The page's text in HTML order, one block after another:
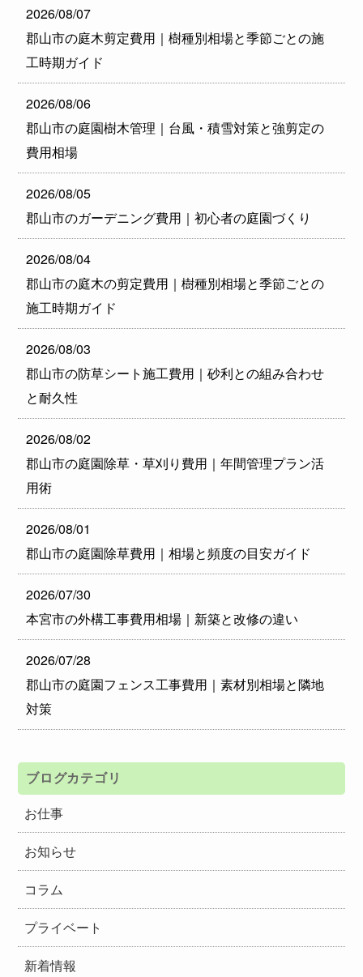
2026/08/07
郡山市の庭木剪定費用｜樹種別相場と季節ごとの施
工時期ガイド
2026/08/06
郡山市の庭園樹木管理｜台風・積雪対策と強剪定の
費用相場
2026/08/05
郡山市のガーデニング費用｜初心者の庭園づくり
2026/08/04
郡山市の庭木の剪定費用｜樹種別相場と季節ごとの
施工時期ガイド
2026/08/03
郡山市の防草シート施工費用｜砂利との組み合わせ
と耐久性
2026/08/02
郡山市の庭園除草・草刈り費用｜年間管理プラン活
用術
2026/08/01
郡山市の庭園除草費用｜相場と頻度の目安ガイド
2026/07/30
本宮市の外構工事費用相場｜新築と改修の違い
2026/07/28
郡山市の庭園フェンス工事費用｜素材別相場と隣地
対策
ブログカテゴリ
お仕事
お知らせ
コラム
プライベート
新着情報